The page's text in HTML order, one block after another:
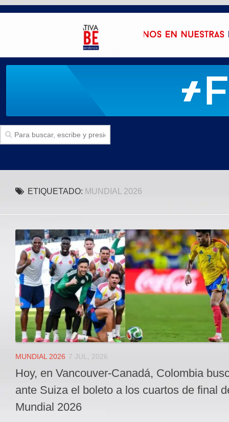
SECCIONES
Politica
Local
Deportes
JUDICIAL
ÁREA METROPOLITANA
REGIONAL
DEPARTAMENTAL
Internacional
facebook
ETIQUETADO: MUNDIAL 2026
MUNDIAL 2026 7 JUL, 2026
Hoy, en Vancouver-Canadá, Colombia
ante Suiza el boleto a los cuartos de final
Mundial 2026